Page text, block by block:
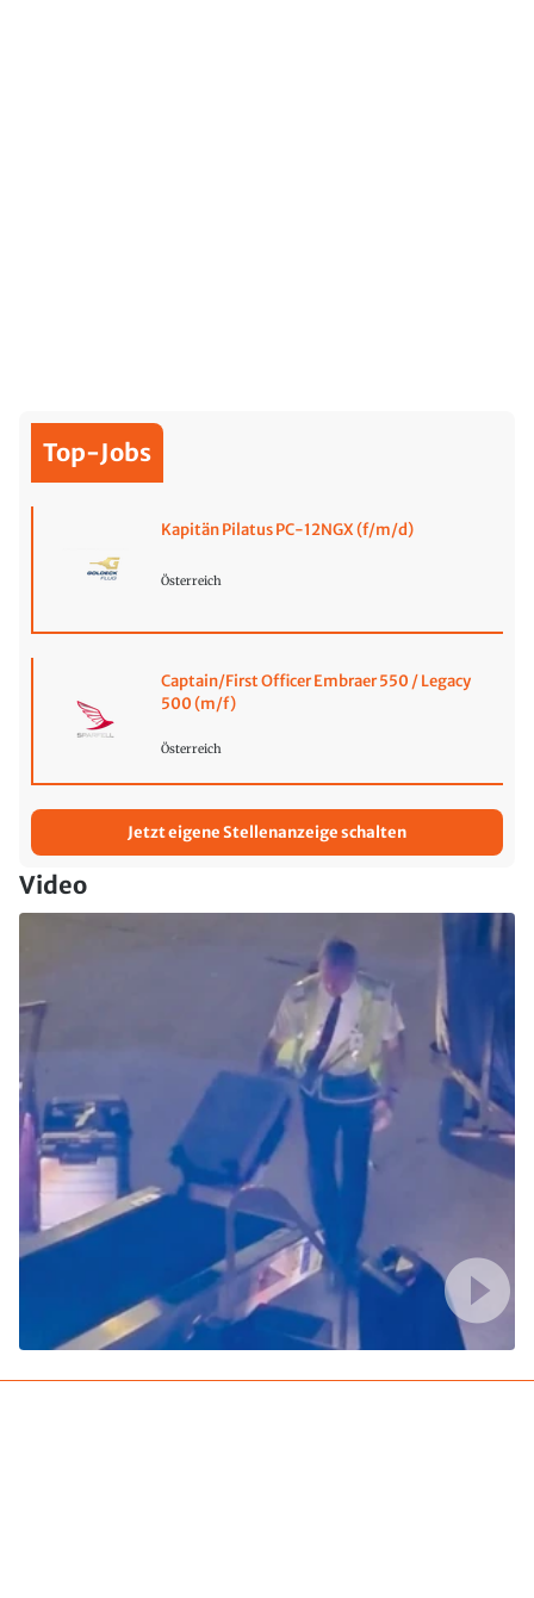
Top-Jobs
Kapitän Pilatus PC-12NGX (f/m/d)
Österreich
Captain/First Officer Embraer 550 / Legacy
500 (m/f)
Österreich
Jetzt eigene Stellenanzeige schalten
Video